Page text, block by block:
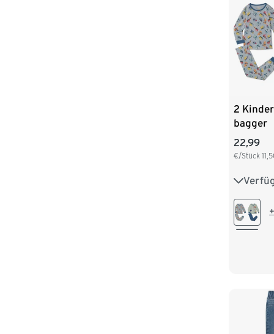
2
bagger
22,99
€/Stück
86/92
110/116